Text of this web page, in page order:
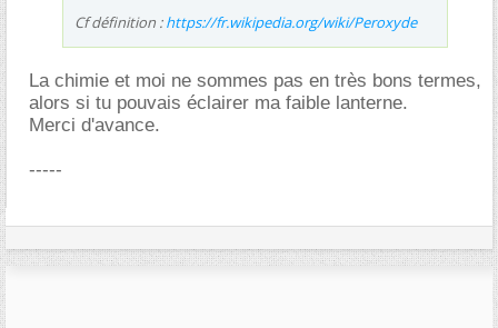
Cf définition :https://fr.wikipedia.org/wiki/Peroxyde
La chimie et moi ne sommes pas en très bons termes,
alors si tu pouvais éclairer ma faible lanterne.
Merci d'avance.
-----